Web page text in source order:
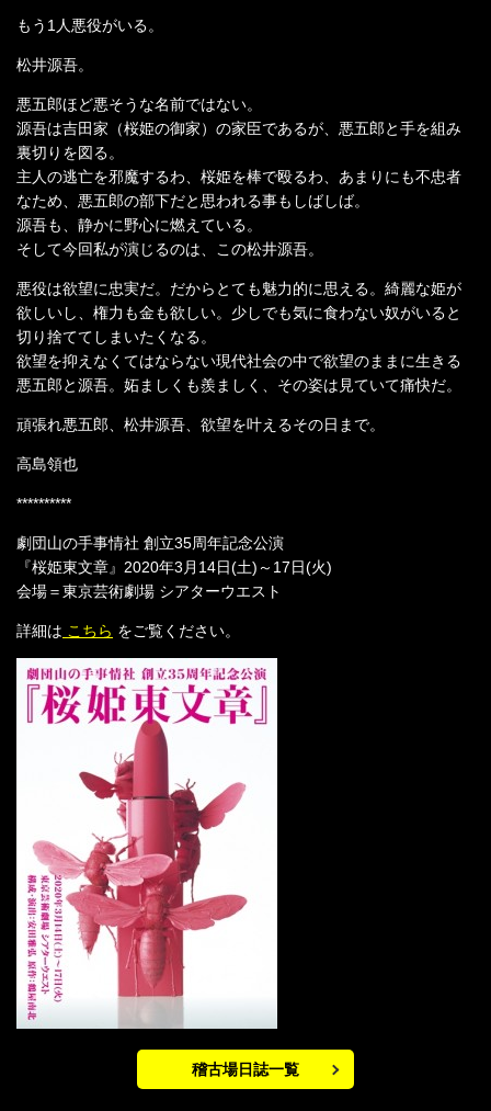
もう1人悪役がいる。
松井源吾。
悪五郎ほど悪そうな名前ではない。
源吾は吉田家（桜姫の御家）の家臣であるが、悪五郎と手を組み
裏切りを図る。
主人の逃亡を邪魔するわ、桜姫を棒で殴るわ、あまりにも不忠者
なため、悪五郎の部下だと思われる事もしばしば。
源吾も、静かに野心に燃えている。
そして今回私が演じるのは、この松井源吾。
悪役は欲望に忠実だ。だからとても魅力的に思える。綺麗な姫が
欲しいし、権力も金も欲しい。少しでも気に食わない奴がいると
切り捨ててしまいたくなる。
欲望を抑えなくてはならない現代社会の中で欲望のままに生きる
悪五郎と源吾。妬ましくも羨ましく、その姿は見ていて痛快だ。
頑張れ悪五郎、松井源吾、欲望を叶えるその日まで。
高島領也
**********
劇団山の手事情社 創立35周年記念公演
『桜姫東文章』2020年3月14日(土)～17日(火)
会場＝東京芸術劇場 シアターウエスト
詳細は こちら をご覧ください。
稽古場日誌一覧